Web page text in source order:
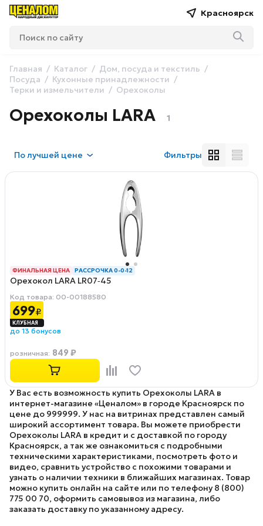
Красноярск
Главная Каталог
Дом, посуда и текстиль
Посуда
Кухонные принадлежности
Терки и измельчители
Орехоколы
Орехоколы LARA 1
Получшей цене Фильтры
ФИНАЛЬНАЯ ЦЕНА РАССРОЧКА 0-0-12
Орехокол LARA LR07‑45
Код товара: 00-00188580
699₽
до 13 бонусов
розничная: 849 ₽
У Вас есть возможность купить Орехоколы LARA в
интернет-магазине «Ценалом» в городе Красноярск по
цене до 999999. У нас на витринах представлен самый
широкий ассортимент товара. Вы можете приобрести
Орехоколы LARA в кредит и с доставкой по городу
Красноярск, а так же ознакомиться с подробными
техническими характеристиками, посмотреть фото и
видео, сравнить устройство с похожими товарами и
узнать о наличии техники в ближайших магазинах. Товар
можно купить онлайн на сайте или по телефону 8 (800)
775 00 70, оформить самовывоз из магазина, либо
заказать доставку по указанному адресу.